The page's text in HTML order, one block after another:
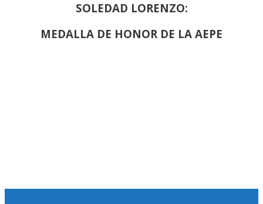
SOLEDAD LORENZO:
MEDALLA DE HONOR DE LA AEPE